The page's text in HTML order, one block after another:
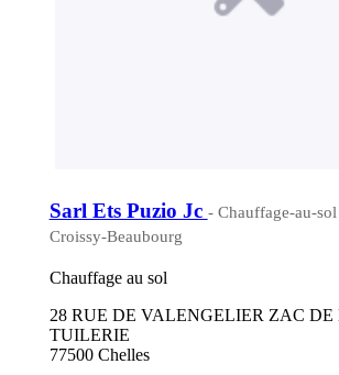
Sarl Ets Puzio Jc - Chauffage-au-
Croissy-Beaubourg
Chauffage au sol
28 RUE DE VALENGELIER ZAC DE
TUILERIE
77500 Chelles